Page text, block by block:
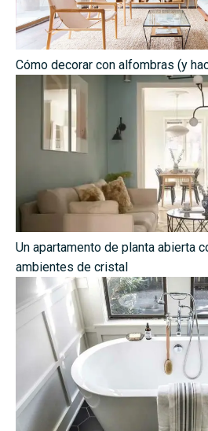
Cómo decorar con alfombras (y
Un apartamento de planta abierta
ambientes de cristal